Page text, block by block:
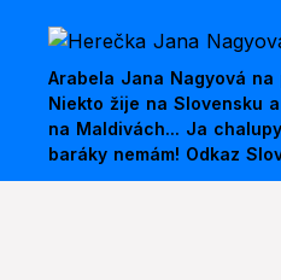
Arabela Jana Nagyová na
Niekto žije na Slovensku
na Maldivách... Ja chalupy
baráky nemám! Odkaz